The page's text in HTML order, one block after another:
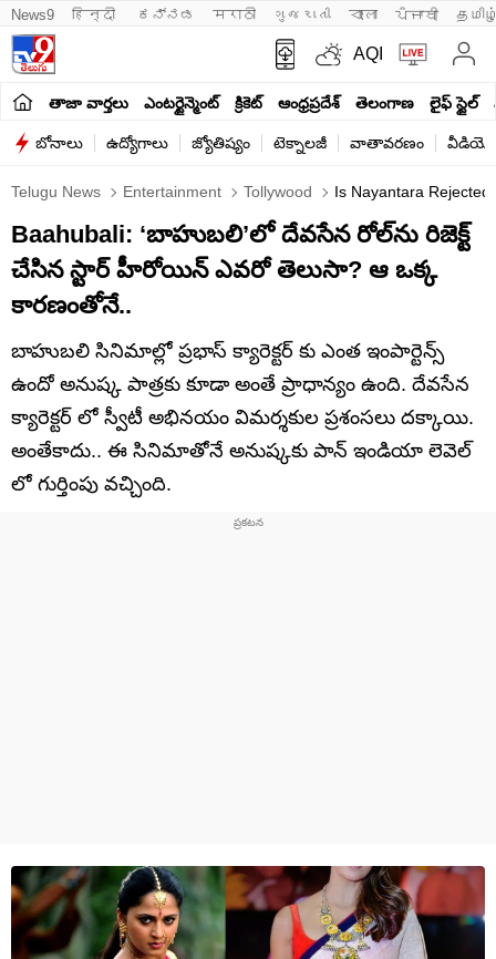
News9 हिन्दी ಕನ್ನಡ मराठी ગુજરાતી বাংলা ਪੰਜਾਬੀ
AQI
తాజా వార్తలు ఎంటర్టైన్మెంట్ క్రికెట్ ఆంధ్రప్రదేశ్ తెలంగాణ లైఫ్ స్టైల్
బోనాలు ఉద్యోగాలు జ్యోతిష్యం టెక్నాలజీ వాతావరణం
Telugu News Entertainment Tollywood Is Nayantara
Baahubali: ‘బాహుబలి’లో దేవసేన రోల్‌ను రిజెక్ట్
చేసిన స్టార్ హీరోయిన్ ఎవరో తెలుసా? ఆ ఒక్క
కారణంతోనే..
బాహుబలి సినిమాల్లో ప్రభాస్ క్యారెక్టర్ కు ఎంత ఇంపార్టెన్స్
ఉందో అనుష్క పాత్రకు కూడా అంతే ప్రాధాన్యం ఉంది. దేవసేన
క్యారెక్టర్ లో స్వీటీ అభినయం విమర్శకుల ప్రశంసలు దక్కాయి.
అంతేకాదు.. ఈ సినిమాతోనే అనుష్కకు పాన్ ఇండియా లెవెల్
లో గుర్తింపు వచ్చింది.